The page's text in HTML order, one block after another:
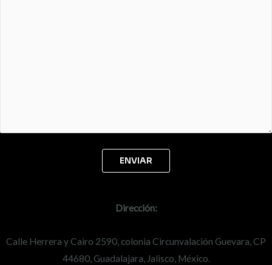
Dirección:
Calle Herrera y Cairo 2590, colonia Circunvalación Guevara, CP
44680, Guadalajara, Jalisco, México.